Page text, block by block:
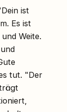
ist
Es ist
Weite.
tut. "Der